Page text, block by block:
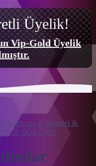
Üyelik!
Vip-Gold Üyelik
Software & Manuel &
BÖLÜMÜ